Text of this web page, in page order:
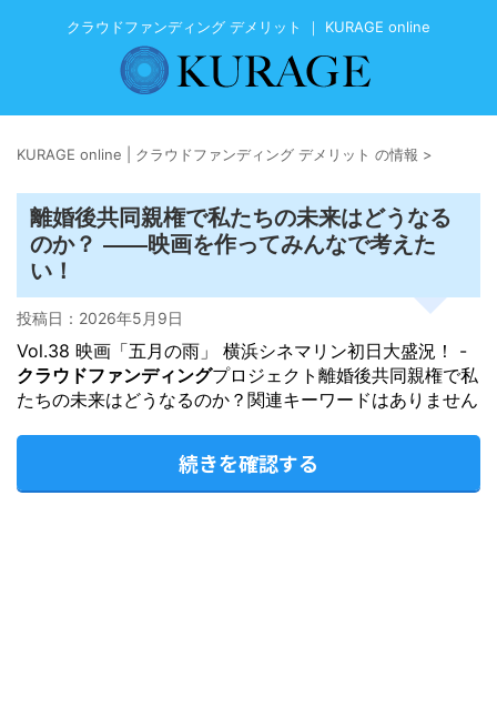
クラウドファンディング デメリット ｜ KURAGE online
KURAGE online | クラウドファンディング デメリット の情報 >
離婚後共同親権で私たちの未来はどうなる
のか？ ——映画を作ってみんなで考えた
い！
投稿日： 2026年5月9日
Vol.38 映画「五月の雨」 横浜シネマリン初日大盛況！ -
クラウドファンディングプロジェクト離婚後共同親権で私
たちの未来はどうなるのか？関連キーワードはありません
続きを確認する